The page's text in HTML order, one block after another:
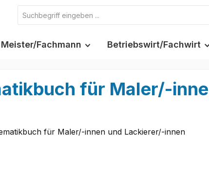
Meister/Fachmann Betriebswirt/Fachwirt
für Maler/-